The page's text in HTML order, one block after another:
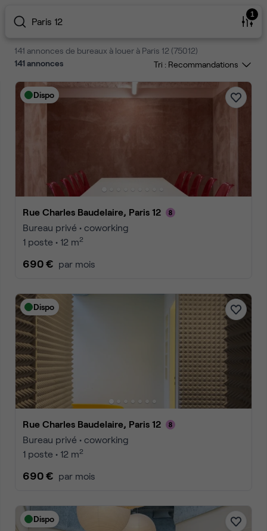
Paris 12
1
141 annonces de bureaux à louer à Paris 12 (75012)
141annonces Tri :
Dispo
Rue Charles Baudelaire, Paris 12
Bureau privé • coworking
1 poste • 12 m2
690 € par mois
Dispo
Rue Charles Baudelaire, Paris 12
Bureau privé • coworking
1 poste • 12 m2
690 € par mois
Dispo